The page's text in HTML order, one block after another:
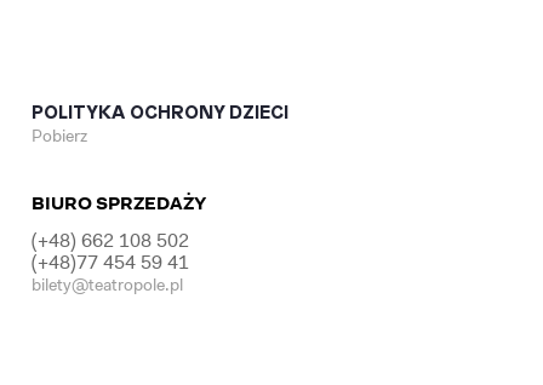
POLITYKA OCHRONY DZIECI
Pobierz
BIURO SPRZEDAŻY
(+48) 662 108 502
(+48)77 454 59 41
bilety@teatropole.pl